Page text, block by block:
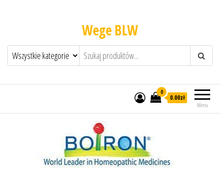
Wege BLW
Menu
0
0.00zł